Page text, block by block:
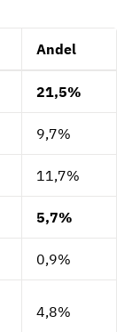
Andel
21,5%
9,7%
11,7%
5,7%
0,9%
4,8%